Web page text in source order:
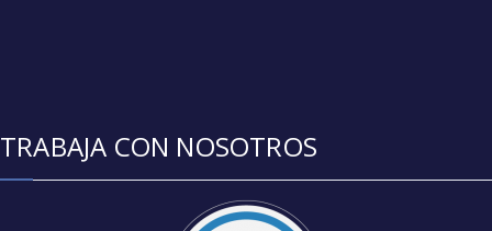
TRABAJA CON NOSOTROS